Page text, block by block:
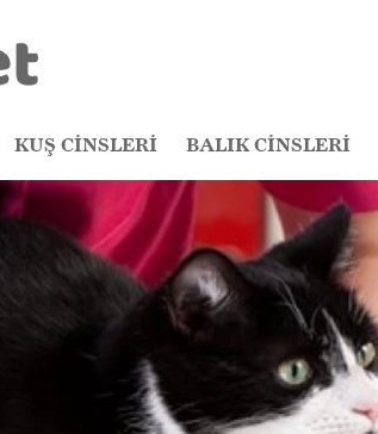
KUŞ CİNSLERİ BALIK CİNSLERİ